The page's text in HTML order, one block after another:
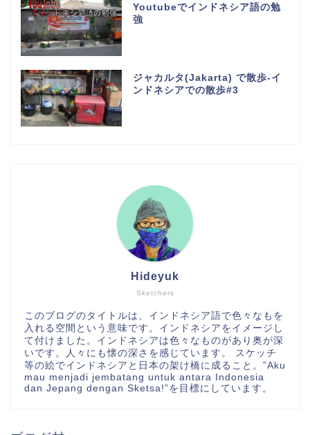
Youtubeでインドネシア語の勉
強
ジャカルタ(Jakarta) で散歩-イ
ンドネシアでの散歩#3
Sketchers
Hideyuk
このブログのタイトルは、インドネシア語で色々なもを
入れる空間という意味です。インドネシアをイメージし
て付けました。インドネシアは色々なものがあり奥が深
いです。人々にも懐の深さを感じています。 スケッチ
等の絵でインドネシアと日本の架け橋に成ること。”Aku
mau menjadi jembatang untuk antara Indonesia
dan Jepang dengan Sketsa!”を目標にしています。